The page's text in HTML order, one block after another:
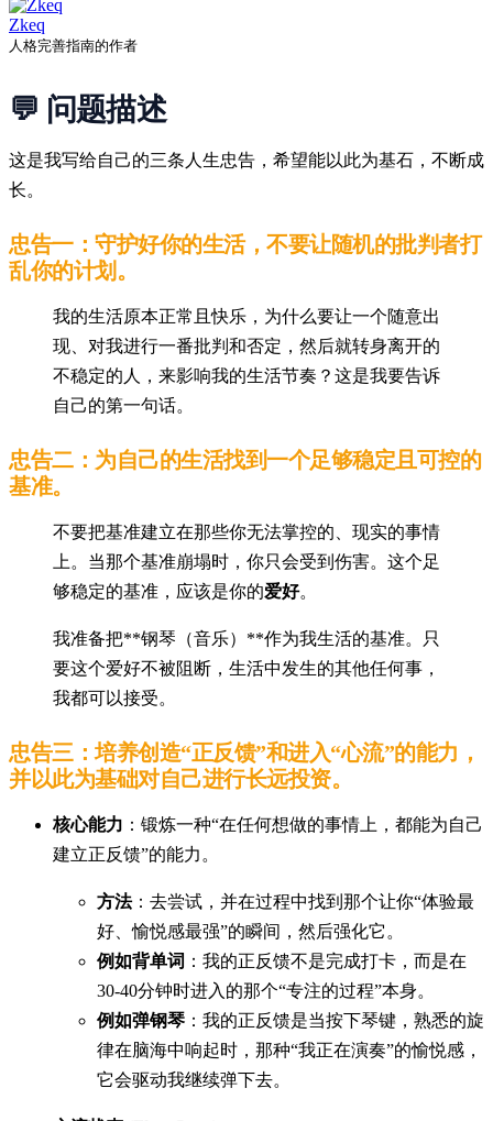
Zkeq
人格完善指南的作者
💬 问题描述
这是我写给自己的三条人生忠告，希望能以此为基石，不断成
长。
忠告一：守护好你的生活，不要让随机的批判者打
乱你的计划。
我的生活原本正常且快乐，为什么要让一个随意出
现、对我进行一番批判和否定，然后就转身离开的
不稳定的人，来影响我的生活节奏？这是我要告诉
自己的第一句话。
忠告二：为自己的生活找到一个足够稳定且可控的
基准。
不要把基准建立在那些你无法掌控的、现实的事情
上。当那个基准崩塌时，你只会受到伤害。这个足
够稳定的基准，应该是你的爱好。
我准备把**钢琴（音乐）**作为我生活的基准。只
要这个爱好不被阻断，生活中发生的其他任何事，
我都可以接受。
忠告三：培养创造“正反馈”和进入“心流”的能力，
并以此为基础对自己进行长远投资。
核心能力 ：锻炼一种“在任何想做的事情上，都能为自己
建立正反馈”的能力。
方法：去尝试，并在过程中找到那个让你“体验最
好、愉悦感最强”的瞬间，然后强化它。
例如背单词 ：我的正反馈不是完成打卡，而是在
30-40分钟时进入的那个“专注的过程”本身。
例如弹钢琴 ：我的正反馈是当按下琴键，熟悉的旋
律在脑海中响起时，那种“我正在演奏”的愉悦感，
它会驱动我继续弹下去。